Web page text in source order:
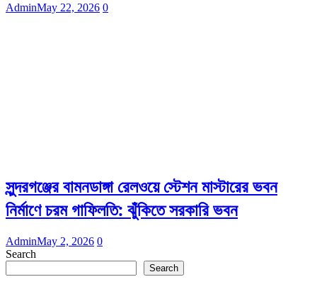
AdminMay 22, 2026 0
সুন্দরগঞ্জের বামনডাঙ্গা রেলওয়ে স্টেশন মাস্টারের ভবন
নির্মাণে চরম গাফিলতি: ঝুঁকিতে সরকারি ভবন
AdminMay 2, 2026 0
Search
Search